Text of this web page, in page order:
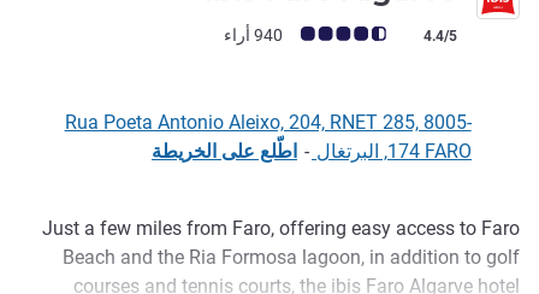
ملاحظة أراء العملاء (رأي ALL)
4.4/5 940 أراء
Rua Poeta Antonio Aleixo, 204, RNET 285, 8005-
174 FARO, البرتغال
- اطّلع على الخريطة
الوصف
Just a few miles from Faro, offering easy access to Faro
Beach and the Ria Formosa lagoon, in addition to golf
courses and tennis courts, the ibis Faro Algarve hotel